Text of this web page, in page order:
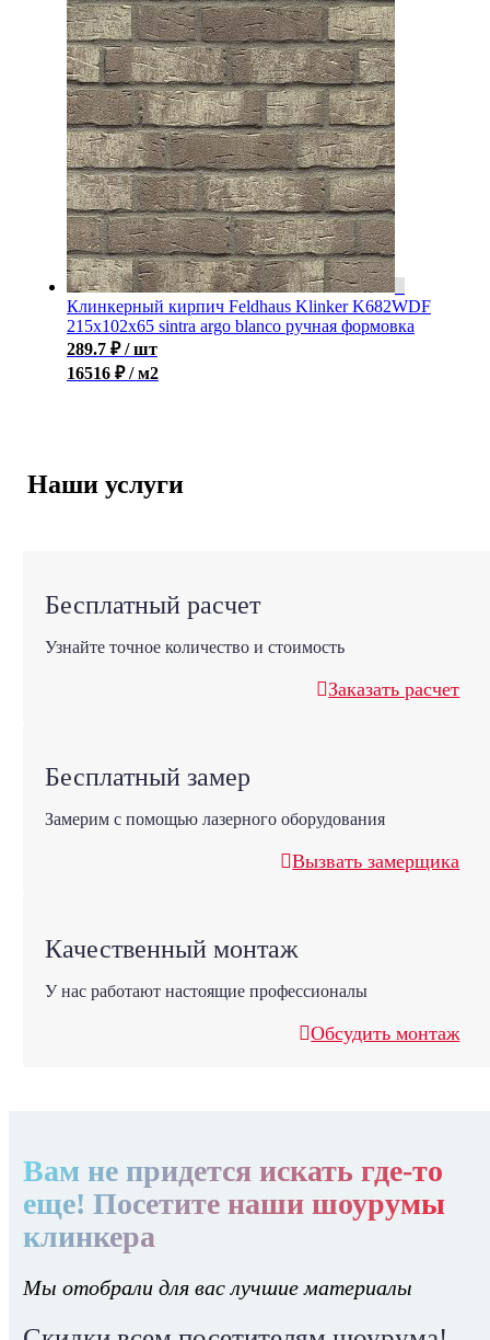
Клинкерный кирпич Feldhaus Klinker K682WDF
215x102x65 sintra argo blanco ручная формовка
289.7 ₽ / шт
16516 ₽ / м2
Наши услуги
Бесплатный расчет
Узнайте точное количество и стоимость
Заказать расчет
Бесплатный замер
Замерим с помощью лазерного оборудования
Вызвать замерщика
Качественный монтаж
У нас работают настоящие профессионалы
Обсудить монтаж
Вам не придется искать где-то
еще! Посетите наши шоурумы
клинкера
Мы отобрали для вас лучшие материалы